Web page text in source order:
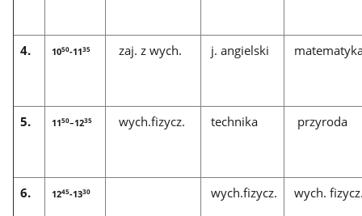
4. 1050-1135 zaj. z wych. j. angielski
5. 1150–1235 wych.fizycz. technika przyroda
6. 1245-1330 wych.fizycz. wych.